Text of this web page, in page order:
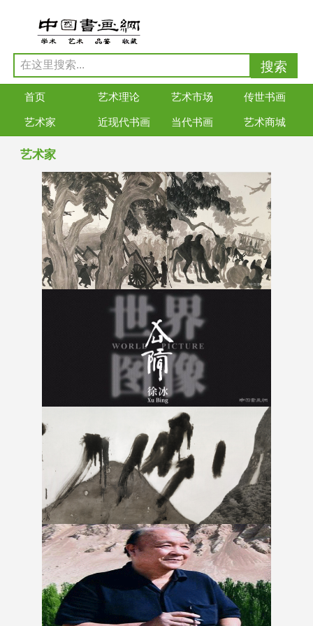
首页 艺术理论 艺术市场 传世书画
艺术家 近现代书画 当代书画 艺术商城
艺术家